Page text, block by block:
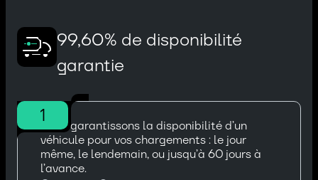
99,60% de disponibilité
garantie
1Nous garantissons la disponibilité d’un
véhicule pour vos chargements : le jour
même, le lendemain, ou jusqu’à 60 jours à
l’avance.